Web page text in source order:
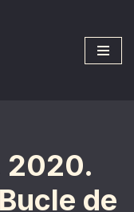
2020.
de